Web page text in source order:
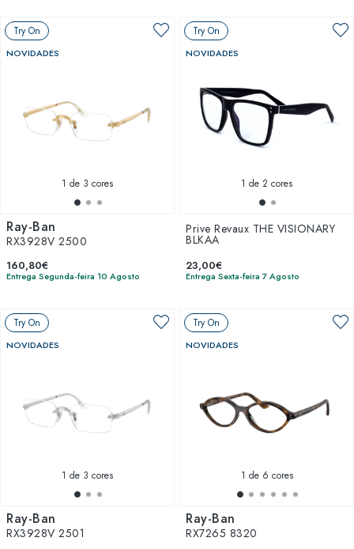
Try On
NOVIDADES
1 de 3 cores
Ray-Ban
RX3928V 2500
160,80€
Entrega Segunda-feira 10 Agosto
Try On
NOVIDADES
1 de 2 cores
Prive Revaux THE VISIONARY
BLKAA
23,00€
Entrega Sexta-feira 7 Agosto
Try On
NOVIDADES
1 de 3 cores
Ray-Ban
RX3928V 2501
Try On
NOVIDADES
1 de 6 cores
Ray-Ban
RX7265 8320